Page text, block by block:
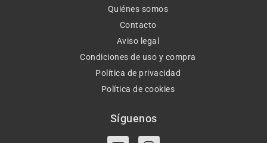
Quiénes somos
Contacto
Aviso legal
Condiciones de uso y compra
Política de privacidad
Política de cookies
Síguenos